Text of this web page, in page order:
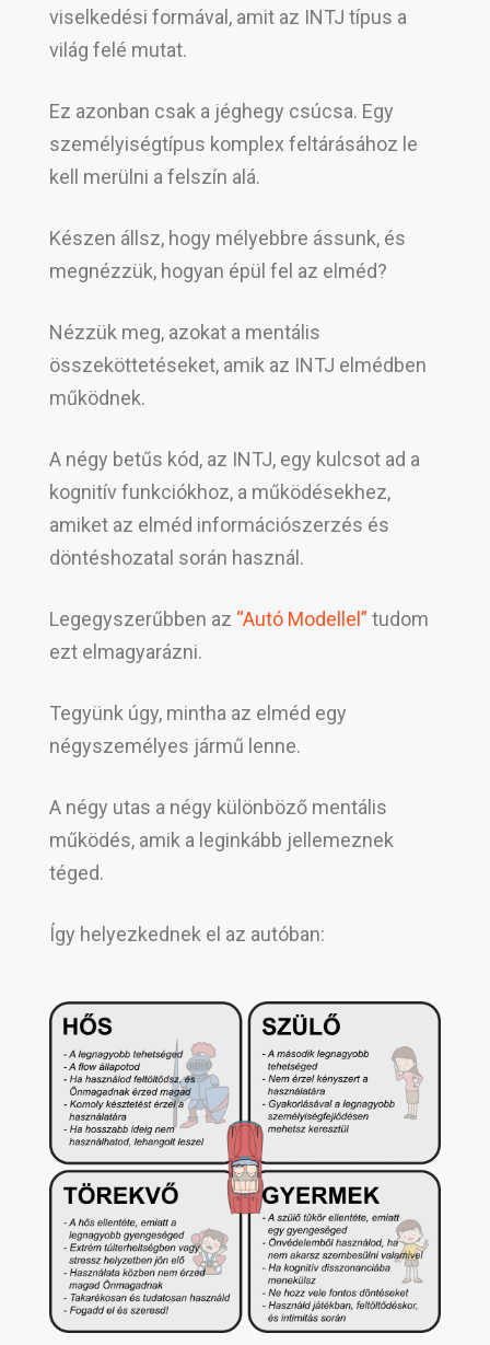
viselkedési formával, amit az INTJ típus a
világ felé mutat.
Ez azonban csak a jéghegy csúcsa. Egy
személyiségtípus komplex feltárásához le
kell merülni a felszín alá.
Készen állsz, hogy mélyebbre ássunk, és
megnézzük, hogyan épül fel az elméd?
Nézzük meg, azokat a mentális
összeköttetéseket, amik az INTJ elmédben
működnek.
A négy betűs kód, az INTJ, egy kulcsot ad a
kognitív funkciókhoz, a működésekhez,
amiket az elméd információszerzés és
döntéshozatal során használ.
Legegyszerűbben az “Autó Modellel” tudom
ezt elmagyarázni.
Tegyünk úgy, mintha az elméd egy
négyszemélyes jármű lenne.
A négy utas a négy különböző mentális
működés, amik a leginkább jellemeznek
téged.
Így helyezkednek el az autóban: